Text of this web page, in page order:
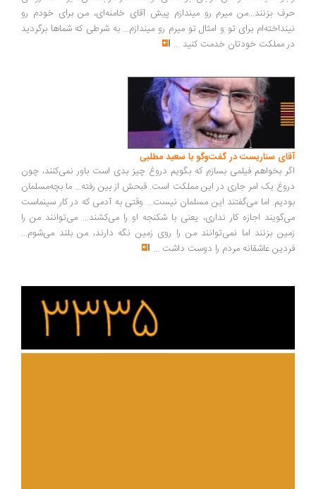
بزنند...من میرم رو میندازم پیش آقای خامنه‌ای، من برای خودم رو
برای تو و امثال تو میرم رو میندازم... به شرطی که شماها برگردید
مملکت خودتان خدمت کنید...
سناریست در گفت‌وگو با سعید مطلبی
بخواهم فیلمی بسازم که بگویم دروغ چیز بدی است باور نمی‌کنند، چون
یک امر جاری در این مملکت است. قبحش از بین رفته... ما بچه‌مسلمان
اما می‌گفتند این مسلمان نیست... وقتی به آدمی که در کار سینماست
اجازه کار نداری، یعنی با شکنجه او را می‌کشند... می‌توانند من را
بزنند اما نمی‌توانند من را روی زمین نگه دارند، من بلند می‌شوم...
عاشقانه مردم را دوست داشت ...